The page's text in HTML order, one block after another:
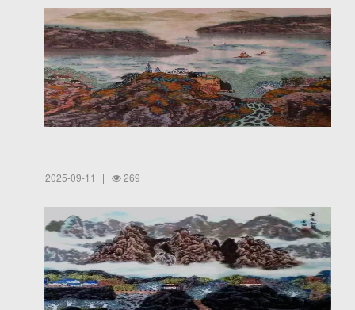
2025-09-11 269